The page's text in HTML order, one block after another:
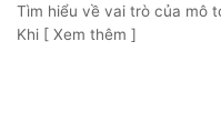
Tìm hiểu về vai trò của mô
Khi [ Xem thêm ]